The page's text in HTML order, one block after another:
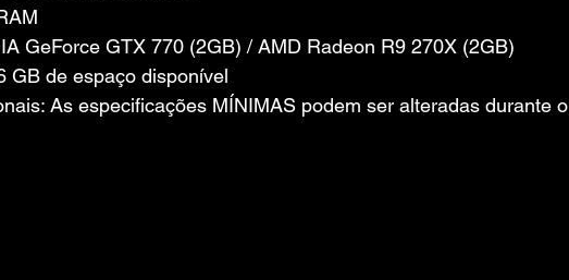
GeForce GTX 770 (2GB) / AMD Radeon R9 270X (2GB)
GB de espaço disponível
As especificações MÍNIMAS podem ser alteradas durante o